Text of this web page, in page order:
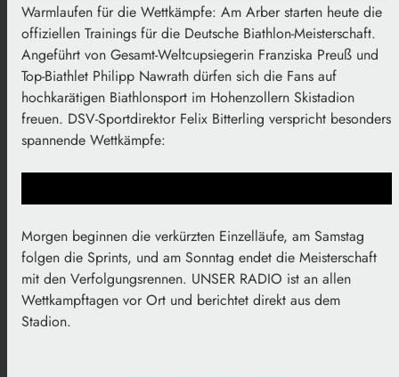
Warmlaufen für die Wettkämpfe: Am Arber starten heute die
offiziellen Trainings für die Deutsche Biathlon-Meisterschaft.
Angeführt von Gesamt-Weltcupsiegerin Franziska Preuß und
Top-Biathlet Philipp Nawrath dürfen sich die Fans auf
hochkarätigen Biathlonsport im Hohenzollern Skistadion
freuen. DSV-Sportdirektor Felix Bitterling verspricht besonders
spannende Wettkämpfe:
Morgen beginnen die verkürzten Einzelläufe, am Samstag
folgen die Sprints, und am Sonntag endet die Meisterschaft
mit den Verfolgungsrennen. UNSER RADIO ist an allen
Wettkampftagen vor Ort und berichtet direkt aus dem
Stadion.